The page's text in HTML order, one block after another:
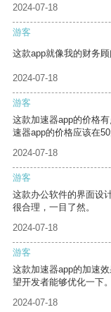
2024-07-18
游客
这款app就像我的财务
2024-07-18
游客
这款加速器app的价格
速器app的价格应该在
2024-07-18
游客
这款办公软件的界面设
很合理，一目了然。
2024-07-18
游客
这款加速器app的加速
望开发者能够优化一下。
2024-07-18